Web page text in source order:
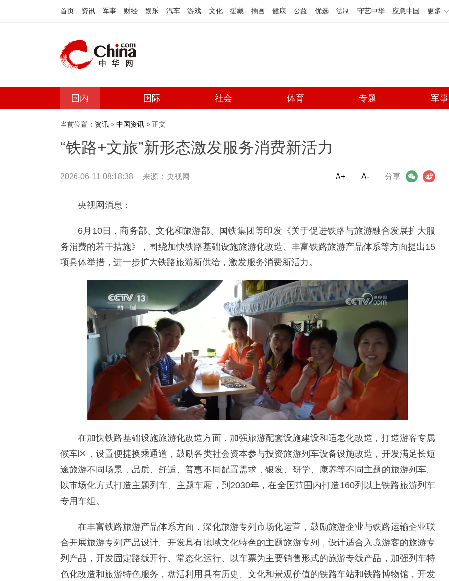
首页 资讯 军事 财经 娱乐 汽车 游戏 文化 援藏 插画 健康 公益 优选 法制 守艺中华 应急中国 更多
国内 国际 社会 体育 专题 军事
当前位置： 资讯 > 中国资讯 > 正文
“铁路+文旅”新形态激发服务消费新活力
2026-06-11 08:18:38 来源： 央视网 分享
微信 微博
A+ A-
央视网消息：
6月10日，商务部、文化和旅游部、国铁集团等印发《关于促进铁路与旅游融合发展扩大服
务消费的若干措施》，围绕加快铁路基础设施旅游化改造、丰富铁路旅游产品体系等方面提出15
项具体举措，进一步扩大铁路旅游新供给，激发服务消费新活力。
在加快铁路基础设施旅游化改造方面，加强旅游配套设施建设和适老化改造，打造游客专属
候车区，设置便捷换乘通道，鼓励各类社会资本参与投资旅游列车设备设施改造，开发满足长短
途旅游不同场景，品质、舒适、普惠不同配置需求，银发、研学、康养等不同主题的旅游列车。
以市场化方式打造主题列车、主题车厢，到2030年，在全国范围内打造160列以上铁路旅游列车
专用车组。
在丰富铁路旅游产品体系方面，深化旅游专列市场化运营，鼓励旅游企业与铁路运输企业联
合开展旅游专列产品设计。开发具有地域文化特色的主题旅游专列，设计适合入境游客的旅游专
列产品，开发固定路线开行、常态化运行、以车票为主要销售形式的旅游专线产品，加强列车特
色化改造和旅游特色服务，盘活利用具有历史、文化和景观价值的铁路车站和铁路博物馆，开发